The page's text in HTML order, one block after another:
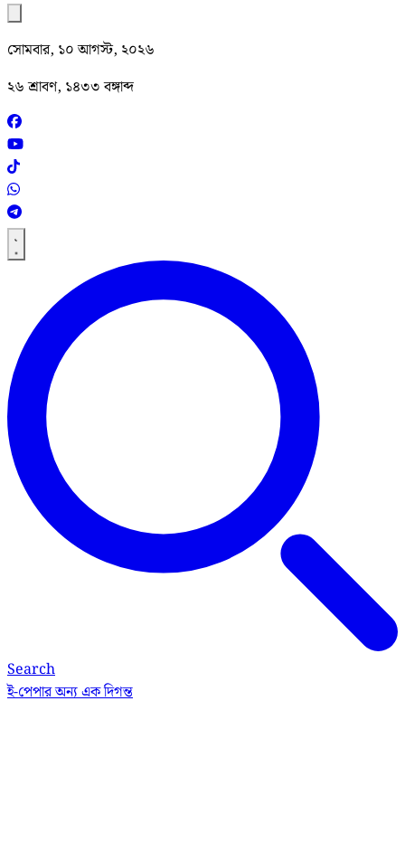
সোমবার, ১০ আগস্ট, ২০২৬
২৬ শ্রাবণ, ১৪৩৩ বঙ্গাব্দ
Search
ই-পেপারঅন্য এক দিগন্ত